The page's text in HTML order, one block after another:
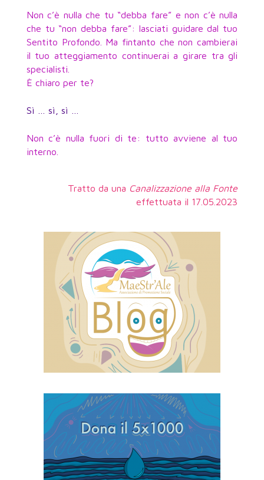
Non c’è nulla che tu “debba fare” e non c’è nulla
che tu “non debba fare”: lasciati guidare dal tuo
Sentito Profondo. Ma fintanto che non cambierai
il tuo atteggiamento continuerai a girare tra gli
specialisti.
È chiaro per te?
Sì … sì, sì …
Non c’è nulla fuori di te: tutto avviene al tuo
interno.
Tratto da una Canalizzazione alla Fonte
effettuata il 17.05.2023